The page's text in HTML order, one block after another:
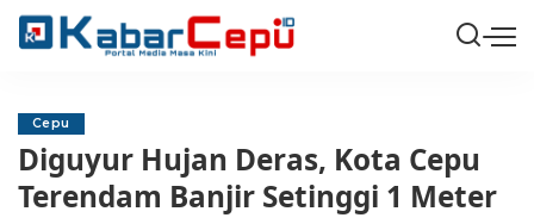
Cepu
Diguyur Hujan Deras, Kota Cepu
Terendam Banjir Setinggi 1 Meter